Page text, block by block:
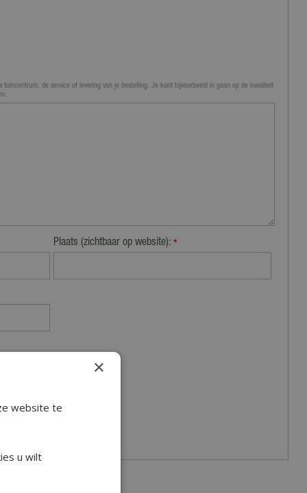
de service of levering van je bestelling. Je kunt bijvoorbeeld in gaan op de kwaliteit
Plaats (zichtbaar op website):*
×
website te
u wilt